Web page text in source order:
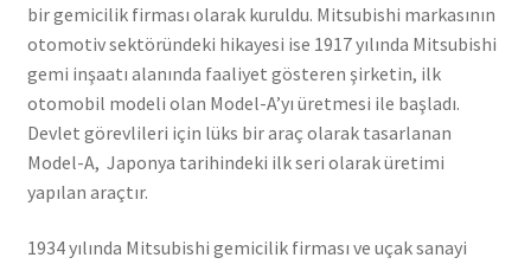
bir gemicilik firması olarak kuruldu. Mitsubishi markasının
otomotiv sektöründeki hikayesi ise 1917 yılında Mitsubishi
gemi inşaatı alanında faaliyet gösteren şirketin, ilk
otomobil modeli olan Model-A’yı üretmesi ile başladı.
Devlet görevlileri için lüks bir araç olarak tasarlanan
Model-A, Japonya tarihindeki ilk seri olarak üretimi
yapılan araçtır.
1934 yılında Mitsubishi gemicilik firması ve uçak sanayi